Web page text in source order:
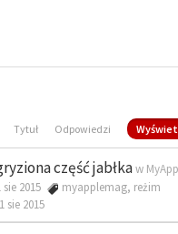
Tytuł Odpowiedzi
część jabłkaw
2015
myapplemag, reżim
sie 2015